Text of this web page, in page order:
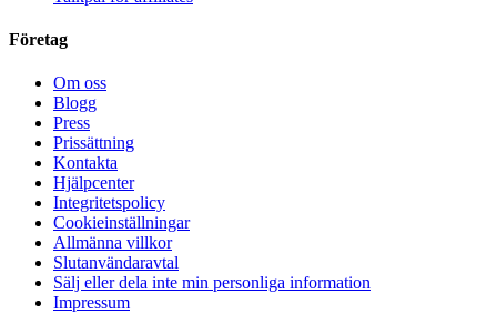
Företag
Om oss
Blogg
Press
Prissättning
Kontakta
Hjälpcenter
Integritetspolicy
Cookieinställningar
Allmänna villkor
Slutanvändaravtal
Sälj eller dela inte min personliga information
Impressum